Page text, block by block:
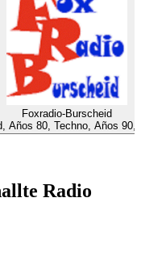
Foxradio-Burscheid
Años 80, Techno, Años 90,
Radio